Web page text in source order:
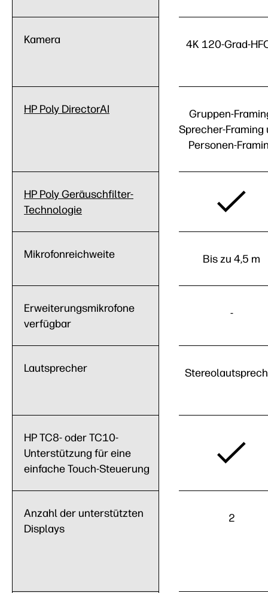
Kamera
HP Poly DirectorAI
HP Poly Geräuschfilter-
Technologie
Mikrofonreichweite
Erweiterungsmikrofone
verfügbar
Lautsprecher
HP TC8- oder TC10-
Unterstützung für eine
einfache Touch-Steuerung
Anzahl der unterstützten
Displays
4K 120-Grad-
Gruppen-
Sprecher-Framing
Personen-
Bis zu 4,5 m
-
2